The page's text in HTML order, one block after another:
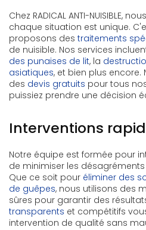
Chez RADICAL ANTI-NUISIBLE,
chaque situation est unique.
proposons des traitements
de nuisible. Nos services
des punaises de lit, la
asiatiques, et bien plus
des devis gratuits pour tous
puissiez prendre une décision
Interventions
Notre équipe est formée pour
de minimiser les
Que ce soit pour éliminer des
de guêpes, nous utilisons des
sûres pour garantir des
transparents et compétitifs
intervention de qualité sans